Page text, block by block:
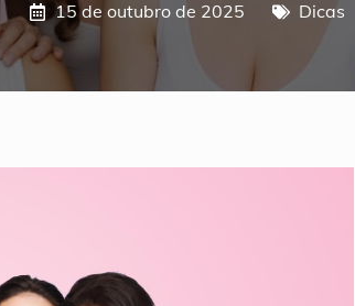
15 de outubro de 2025 Dicas